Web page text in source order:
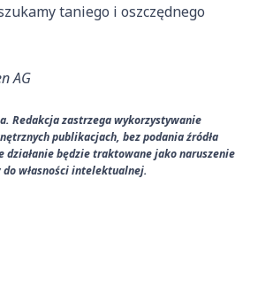
taniego i oszczędnego
AG
Redakcja zastrzega wykorzystywanie
publikacjach, bez podania źródła
działanie będzie traktowane jako naruszenie
własności intelektualnej.